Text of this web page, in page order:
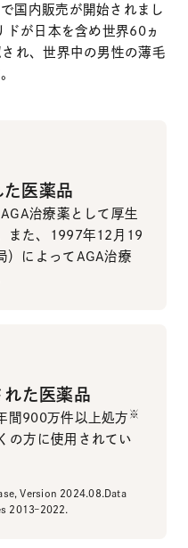
国内販売が開始されまし
が日本を含め世界60ヵ
れ、世界中の男性の薄毛
医薬品
治療薬として厚生
また、1997年12月19
）によってAGA治療
た医薬品
間900万件以上処方 ※
の方に使用されてい
Version 2024.08.Data
2013–2022.